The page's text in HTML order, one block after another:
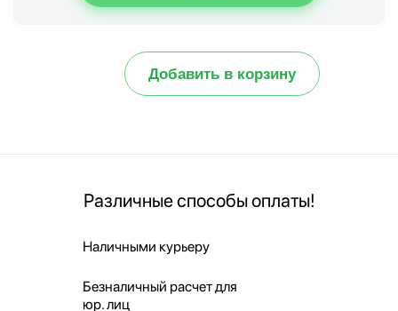
Добавить в корзину
Различные способы оплаты!
Наличными курьеру
Безналичный расчет для
юр. лиц